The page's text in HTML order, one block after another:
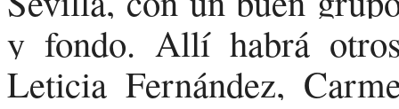
y fondo. Allí habrá otros
Leticia Fernández,